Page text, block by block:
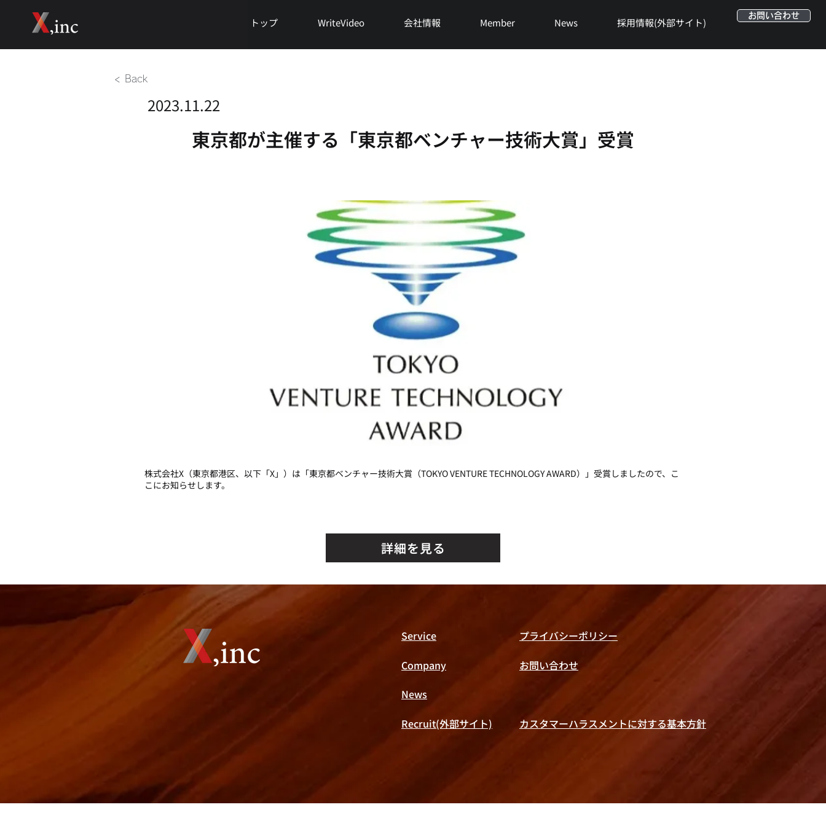
トップ WriteVideo 会社情報 Member News 採用情報(外部サイト)
お問い合わせ
2023.11.22
東京都が主催する「東京都ベンチャー技術大賞」受賞
< Back
株式会社X（東京都港区、以下「X」）は「東京都ベンチャー技術大賞（TOKYO VENTURE TECHNOLOGY AWARD）」受賞しましたので、こ
こにお知らせします。
詳細を見る
Recruit(外部サイト)
​お問い合わせ
プライバシーポリシー
Service
Company
News
カスタマーハラスメントに対する基本方針